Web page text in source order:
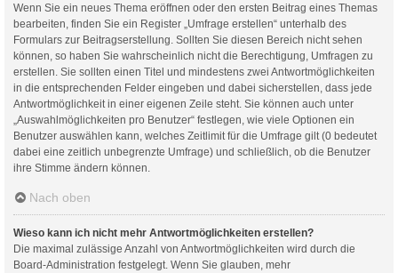
Wenn Sie ein neues Thema eröffnen oder den ersten Beitrag eines Themas
bearbeiten, finden Sie ein Register „Umfrage erstellen“ unterhalb des
Formulars zur Beitragserstellung. Sollten Sie diesen Bereich nicht sehen
können, so haben Sie wahrscheinlich nicht die Berechtigung, Umfragen zu
erstellen. Sie sollten einen Titel und mindestens zwei Antwortmöglichkeiten
in die entsprechenden Felder eingeben und dabei sicherstellen, dass jede
Antwortmöglichkeit in einer eigenen Zeile steht. Sie können auch unter
„Auswahlmöglichkeiten pro Benutzer“ festlegen, wie viele Optionen ein
Benutzer auswählen kann, welches Zeitlimit für die Umfrage gilt (0 bedeutet
dabei eine zeitlich unbegrenzte Umfrage) und schließlich, ob die Benutzer
ihre Stimme ändern können.
Nach oben
Wieso kann ich nicht mehr Antwortmöglichkeiten erstellen?
Die maximal zulässige Anzahl von Antwortmöglichkeiten wird durch die
Board-Administration festgelegt. Wenn Sie glauben, mehr